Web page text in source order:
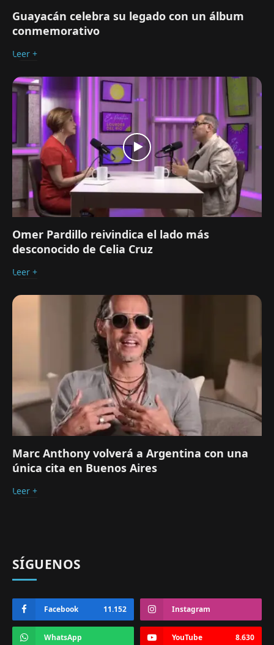
Guayacán celebra su legado con un álbum
conmemorativo
Leer +
Omer Pardillo reivindica el lado más
desconocido de Celia Cruz
Leer +
Marc Anthony volverá a Argentina con una
única cita en Buenos Aires
Leer +
SÍGUENOS
Facebook 11.152 Instagram
WhatsApp YouTube 8.630